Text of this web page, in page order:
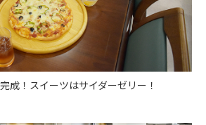
完成！スイーツはサイダーゼリー！